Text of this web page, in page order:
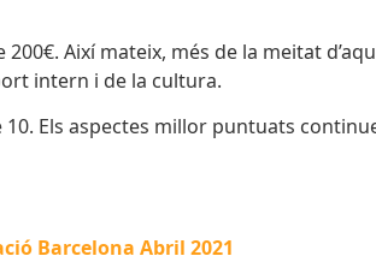
Així mateix, més de la meitat
intern i de la cultura.
10. Els aspectes millor puntuats
Barcelona Abril 2021